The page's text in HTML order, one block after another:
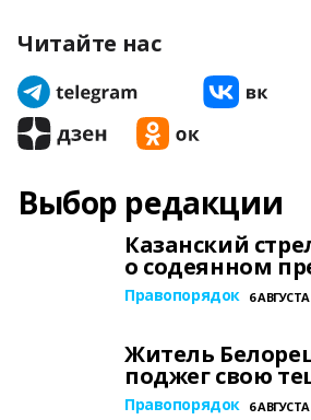
Читайте нас
Выбор редакции
Казанский
о содеянном
Правопорядок 6 АВГУСТА
Житель
поджег свою
Правопорядок 6 АВГУСТА